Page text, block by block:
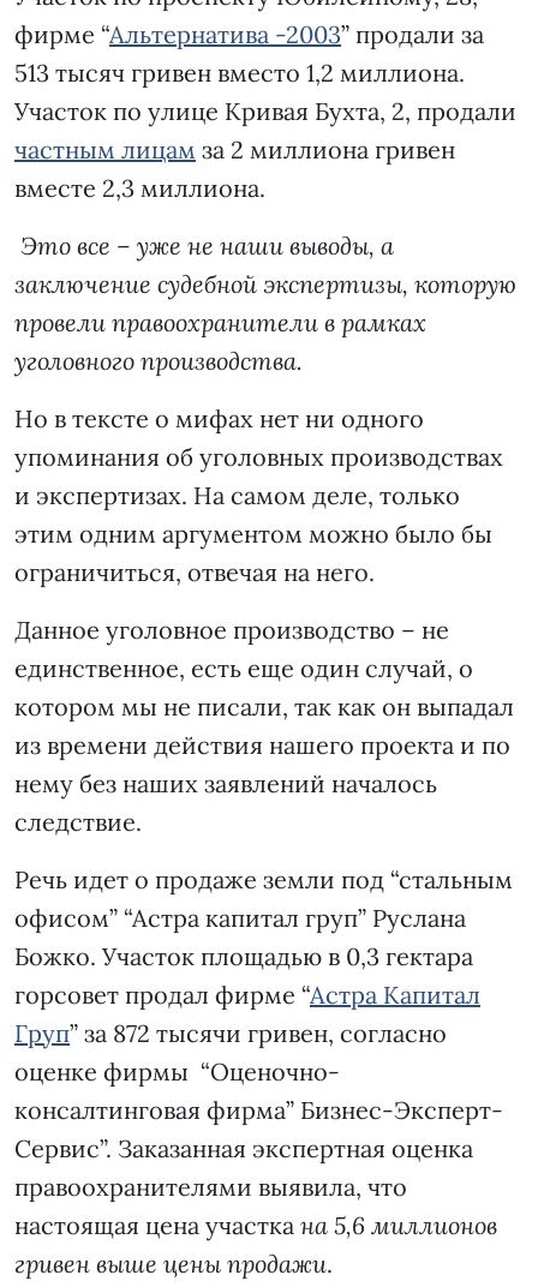
фирме “Альтернатива -2003” продали за
513 тысяч гривен вместо 1,2 миллиона.
Участок по улице Кривая Бухта, 2, продали
частным лицам за 2 миллиона гривен
вместе 2,3 миллиона.
Это все – уже не наши выводы, а
заключение судебной экспертизы, которую
провели правоохранители в рамках
уголовного производства.
Но в тексте о мифах нет ни одного
упоминания об уголовных производствах
и экспертизах. На самом деле, только
этим одним аргументом можно было бы
ограничиться, отвечая на него.
Данное уголовное производство – не
единственное, есть еще один случай, о
котором мы не писали, так как он выпадал
из времени действия нашего проекта и по
нему без наших заявлений началось
следствие.
Речь идет о продаже земли под “стальным
офисом” “Астра капитал груп” Руслана
Божко. Участок площадью в 0,3 гектара
горсовет продал фирме “Астра Капитал
Груп” за 872 тысячи гривен, согласно
оценке фирмы “Оценочно-
консалтинговая фирма” Бизнес-Эксперт-
Сервис”. Заказанная экспертная оценка
правоохранителями выявила, что
настоящая цена участка на 5,6 миллионов
гривен выше цены продажи.